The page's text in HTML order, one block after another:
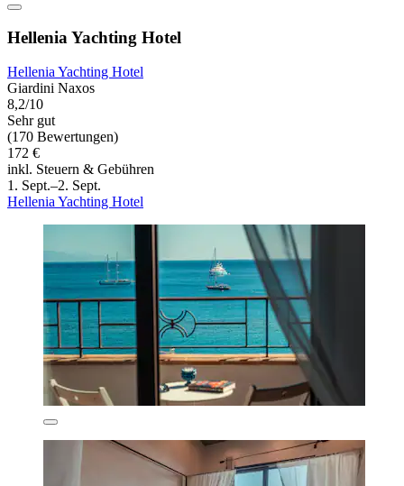
Hellenia Yachting Hotel
Hellenia Yachting Hotel
Giardini Naxos
8,2/10
Sehr gut
(170 Bewertungen)
172 €
inkl. Steuern & Gebühren
1. Sept.–2. Sept.
Hellenia Yachting Hotel